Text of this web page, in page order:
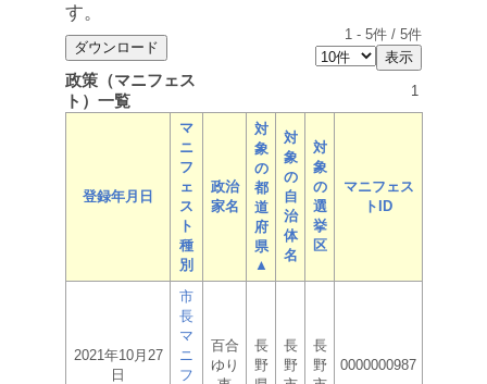
す。
1 - 5件 / 5件
政策（マニフェス
ト）一覧
1
登録年月日
マ
ニ
フ
ェ
ス
ト
種
別
政治
家名
対
象
の
都
道
府
県
▲
対
象
の
自
治
体
名
対
象
の
選
挙
区
マニフェス
トID
2021年10月27
日
市
長
マ
ニ
フ
百合
ゆり
長
野
長
野
長
野
0000000987